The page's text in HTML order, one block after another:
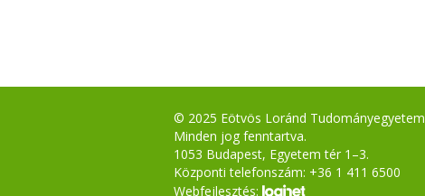
© 2025 Eötvös Loránd Tudományegyetem
Minden jog fenntartva.
1053 Budapest, Egyetem tér 1–3.
Központi telefonszám: +36 1 411 6500
Webfejlesztés: